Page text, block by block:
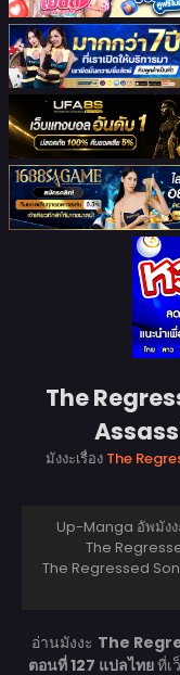
The
มังงะเรื่อง The
Up-Manga อัพมัง
The
The Regressed
อ่านมังงะ The
ตอนที่ 127 แปลไทยที่เ